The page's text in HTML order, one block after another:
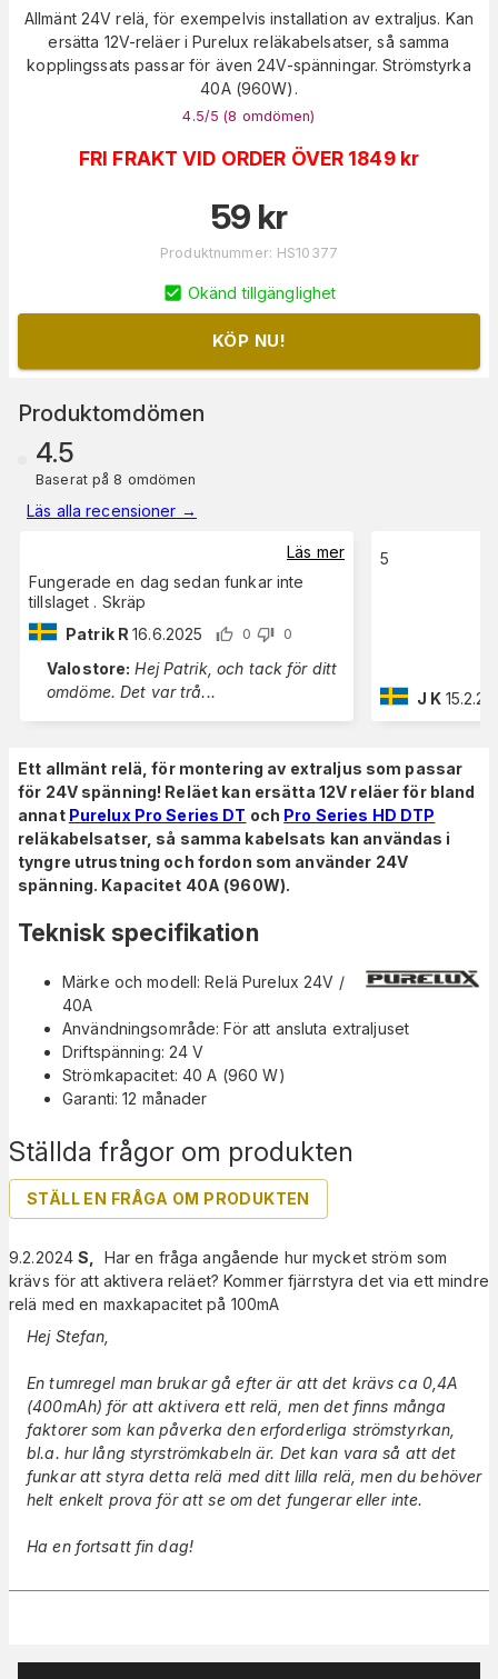
Allmänt 24V relä, för exempelvis installation av extraljus. Kan
ersätta 12V-reläer i Purelux reläkabelsatser, så samma
kopplingssats passar för även 24V-spänningar. Strömstyrka
40A (960W).
4.5/5 (8 omdömen)
FRI FRAKT VID ORDER ÖVER 1849 kr
59 kr
Produktnummer: HS10377
Okänd tillgänglighet
KÖP NU!
Produktomdömen
4.5
Baserat på 8 omdömen
Läs alla recensioner →
Läs mer
Fungerade en dag sedan funkar inte
tillslaget . Skräp
Patrik R 16.6.2025 0 0
Valostore: Hej Patrik, och tack för ditt
omdöme. Det var trå...
5
J K
Ställda frågor om produkten
STÄLL EN FRÅGA OM PRODUKTEN
9.2.2024 S
Har en fråga angående hur mycket ström som
krävs för att aktivera reläet? Kommer fjärrstyra det via ett mindre
relä med en maxkapacitet på 100mA
Hej Stefan,
En tumregel man brukar gå efter är att det krävs ca 0,4A
(400mAh) för att aktivera ett relä, men det finns många
faktorer som kan påverka den erforderliga strömstyrkan,
bl.a. hur lång styrströmkabeln är. Det kan vara så att det
funkar att styra detta relä med ditt lilla relä, men du behöver
helt enkelt prova för att se om det fungerar eller inte.
Ha en fortsatt fin dag!
Ett allmänt relä, för montering av extraljus som passar
för 24V spänning! Reläet kan ersätta 12V reläer för bland
annat Purelux Pro Series DT och Pro Series HD DTP
reläkabelsatser, så samma kabelsats kan användas i
tyngre utrustning och fordon som använder 24V
spänning. Kapacitet 40A (960W).
Teknisk specifikation
Märke och modell: Relä Purelux 24V /
40A
Användningsområde: För att ansluta extraljuset
Driftspänning: 24 V
Strömkapacitet: 40 A (960 W)
Garanti: 12 månader